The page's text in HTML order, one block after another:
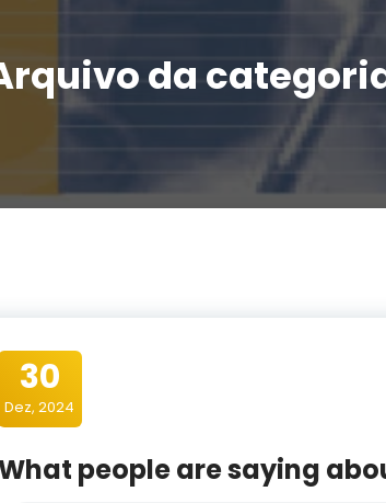
da
30
Dez, 2024
people are saying